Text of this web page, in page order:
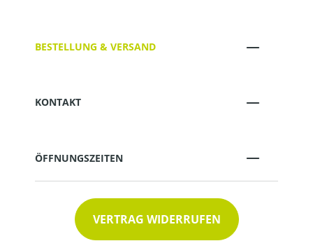
BESTELLUNG & VERSAND
KONTAKT
ÖFFNUNGSZEITEN
VERTRAG WIDERRUFEN